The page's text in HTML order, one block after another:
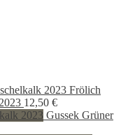
Frölich
12,50 €
Gussek Grüner